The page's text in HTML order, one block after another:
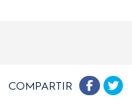
COMPARTIR